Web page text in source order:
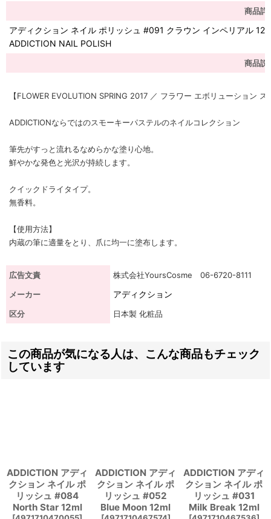
商品詳
アディクション ネイル ポリッシュ #091 クラウン インペリアル
ADDICTION NAIL POLISH
商品説
【FLOWER EVOLUTION SPRING 2017 ／ フラワー エボリューション
ADDICTIONならではのスモーキーパステルのネイルコレクション
筆先がすっと流れるなめらかな塗り心地。
鮮やかな発色と光沢が持続します。
クイックドライタイプ。
無香料。
【使用方法】
内蔵の筆に適量をとり、爪に均一に塗布します。
広告文責
株式会社YoursCosme 06-6720-8111
メーカー
アディクション
区分 日本製 化粧品
この商品が気になる人は、こんな商品もチェック
しています
ADDICTION アディ
クション ネイル ポ
リッシュ #084
North Star 12ml
ADDICTION アディ
クション ネイル ポ
リッシュ #052
Blue Moon 12ml
ADDICTION アディ
クション ネイル ポ
リッシュ #031
Milk Break 12ml